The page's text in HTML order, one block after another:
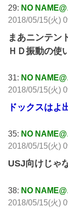
29: NO
2018/05/15(火)
まあニンテン
ＨＤ振動の使
31: NO
2018/05/15(火)
ドックスはよ
35: NO
2018/05/15(火)
USJ向けじゃ
38: NO
2018/05/15(火)